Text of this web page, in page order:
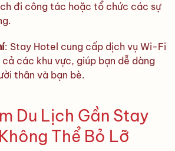
đi công tác hoặc tổ chức các sự
: Stay Hotel cung cấp dịch vụ Wi-Fi
các khu vực, giúp bạn dễ dàng
thân và bạn bè.
Du Lịch Gần Stay
Thể Bỏ Lỡ